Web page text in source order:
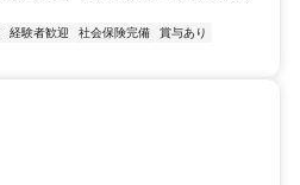
経験者歓迎 社会保険完備
賞与あり